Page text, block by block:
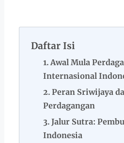
Daftar Isi
Awal Mula
Internasional
Peran Sriwijaya
Perdagangan
Jalur Sutra:
Indonesia